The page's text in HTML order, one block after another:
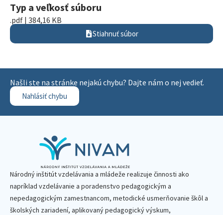
Typ a veľkosť súboru
.pdf | 384,16 KB
Stiahnuť súbor
Našli ste na stránke nejakú chybu? Dajte nám o nej vedieť.
Nahlásiť chybu
Národný inštitút vzdelávania a mládeže realizuje činnosti ako
napríklad vzdelávanie a poradenstvo pedagogickým a
nepedagogickým zamestnancom, metodické usmerňovanie škôl a
školských zariadení, aplikovaný pedagogický výskum,